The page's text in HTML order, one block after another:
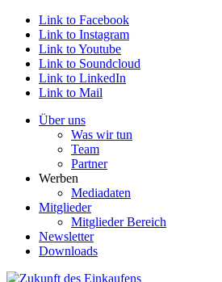
Link to Facebook
Link to Instagram
Link to Youtube
Link to Soundcloud
Link to LinkedIn
Link to Mail
Über uns
Was wir tun
Team
Partner
Werben
Mediadaten
Mitglieder
Mitglieder Bereich
Newsletter
Downloads